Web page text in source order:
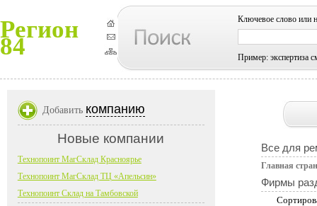
Регион
84
Ключевое слово или
Пример: экспертиза
Все для
Главная
Фирмы
Добавить компанию
Новые компании
Технопоинт МагСклад Красноярье
Технопоинт МагСклад ТЦ «Апельсин»
Технопоинт Склад на Тамбовской